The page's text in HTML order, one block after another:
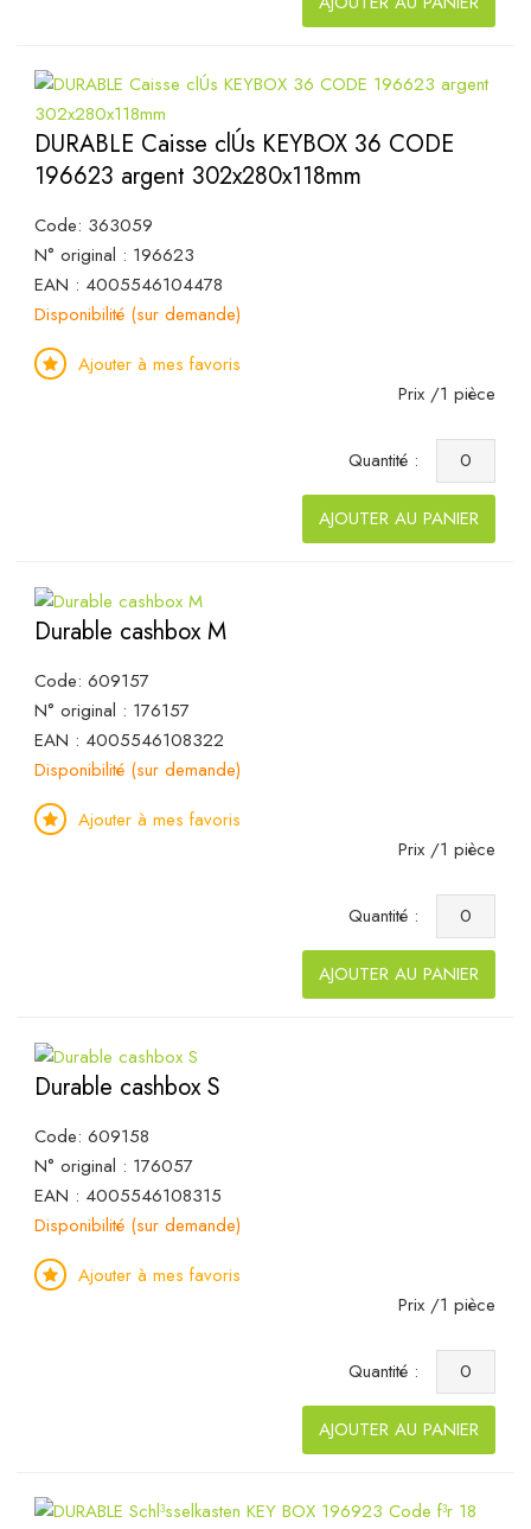
DURABLE Caisse clÚs KEYBOX 36 CODE
196623 argent 302x280x118mm
Code: 363059
N° original : 196623
EAN : 4005546104478
Disponibilité (sur demande)
Ajouter à mes favoris
Prix /1 pièce
Quantité :
AJOUTER AU PANIER
Durable cashbox M
Code: 609157
N° original : 176157
EAN : 4005546108322
Disponibilité (sur demande)
Ajouter à mes favoris
Prix /1 pièce
Quantité :
AJOUTER AU PANIER
Durable cashbox S
Code: 609158
N° original : 176057
EAN : 4005546108315
Disponibilité (sur demande)
Ajouter à mes favoris
Prix /1 pièce
Quantité :
AJOUTER AU PANIER